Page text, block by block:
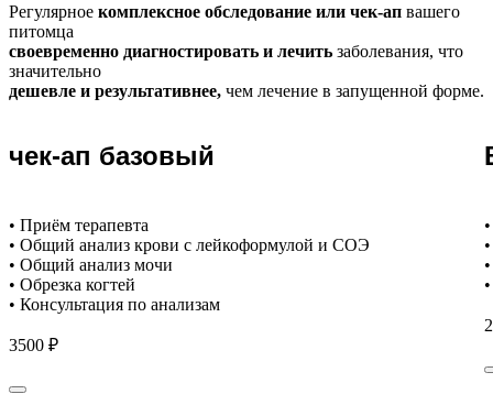
Регулярное комплексное обследование или чек-ап вашего
питомца
своевременно диагностировать и лечить заболевания, что
значительно
дешевле и результативнее, чем лечение в запущенной форме.
чек-ап базовый
• Приём терапевта
• Общий анализ крови с лейкоформулой и СОЭ
• Общий анализ мочи
• Обрезка когтей
• Консультация по анализам
3500 ₽